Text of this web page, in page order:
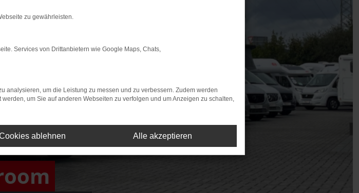
zu gewährleisten.
Services von Drittanbietern wie Google Maps, Chats,
analysieren, um die Leistung zu messen und zu verbessern. Zudem werden
um Sie auf anderen Webseiten zu verfolgen und um Anzeigen zu schalten,
ablehnen Alle akzeptieren